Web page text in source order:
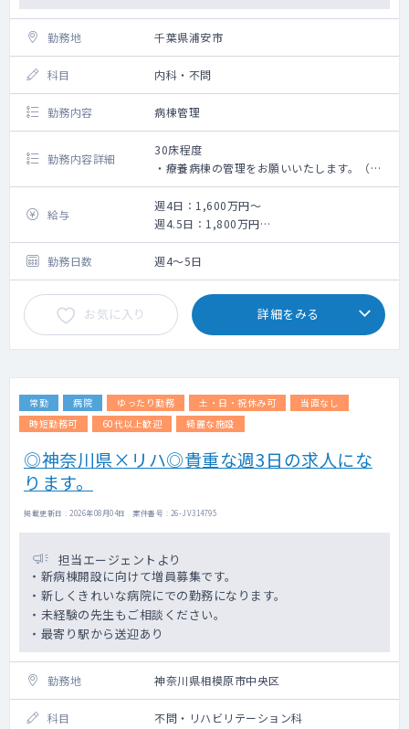
勤務地 千葉県浦安市
科目 内科・不問
勤務内容 病棟管理
勤務内容詳細
30床程度
・療養病棟の管理をお願いいたします。（担
当患者数：30名程度）
・CV交換、気管カニューレ交換、バルーン交
換、褥瘡処置などが可能な先生を優遇いたし
ますが、ご対応が難しい手技がありましたら
お気軽にご相談ください。
・看取り対応もお願いいたします。（病院で
最期を迎えられる方が多いです。）
・外来は系列クリニックで行っておりますの
で、病棟業務に専念できます。
給与
週4日：1,600万円～
週4.5日：1,800万円
週5日：2,000万円
勤務日数
週4～5日
お気に入り 詳細をみる
常勤 病院 ゆったり勤務 土・日・祝休み可
当直なし
時短勤務可
60代以上歓迎 綺麗な施設
◎神奈川県×リハ◎貴重な週3日の求人にな
ります。
掲載更新日 : 2026年08月04日 案件番号 : 26-JV314795
担当エージェントより
・新病棟開設に向けて増員募集です。
・新しくきれいな病院にでの勤務になります。
・未経験の先生もご相談ください。
・最寄り駅から送迎あり
勤務地 神奈川県相模原市中央区
科目 不問・リハビリテーション科